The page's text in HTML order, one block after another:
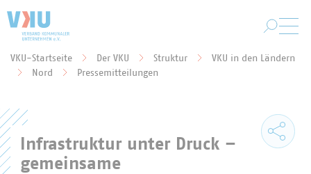
Sie befinden sich hier:
VKU-Startseite Der VKU Struktur
VKU in den Ländern
Nord
Pressemitteilungen
Infrastruktur unter Druck –
gemeinsame